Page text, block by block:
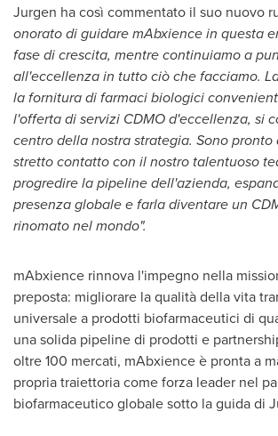
Jurgen ha così commentato il suo nuovo
onorato di guidare mAbxience in questa
fase di crescita, mentre continuiamo a
all'eccellenza in tutto ciò che facciamo.
la fornitura di farmaci biologici
l'offerta di servizi CDMO d'eccellenza, si
centro della nostra strategia. Sono
stretto contatto con il nostro talentuoso
progredire la pipeline dell'azienda,
presenza globale e farla diventare un
rinomato nel mondo".
mAbxience rinnova l'impegno nella
preposta: migliorare la qualità della vita
universale a prodotti biofarmaceutici di
una solida pipeline di prodotti e
oltre 100 mercati, mAbxience è pronta a
propria traiettoria come forza leader nel
biofarmaceutico globale sotto la guida di